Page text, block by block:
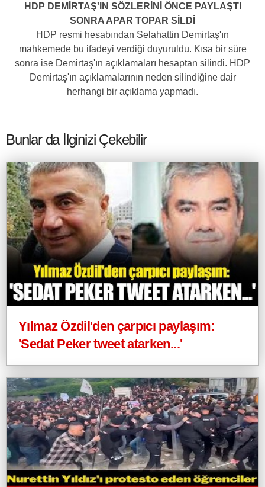
HDP DEMİRTAŞ'IN SÖZLERİNİ ÖNCE PAYLAŞTI
SONRA APAR TOPAR SİLDİ
HDP resmi hesabından Selahattin Demirtaş'ın
mahkemede bu ifadeyi verdiği duyuruldu. Kısa bir süre
sonra ise Demirtaş'ın açıklamaları hesaptan silindi. HDP
Demirtaş'ın açıklamalarının neden silindiğine dair
herhangi bir açıklama yapmadı.
Bunlar da İlginizi Çekebilir
Yılmaz Özdil'den çarpıcı paylaşım:
'Sedat Peker tweet atarken...'